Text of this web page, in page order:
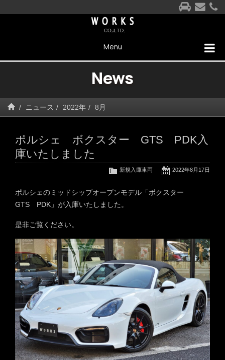
Menu
News
ニュース 2022年 8月
ポルシェ ボクスター GTS PDK入
庫いたしました
2022年8月17日
新規入庫車両
ポルシェのミッドシップオープンモデル「ボクスター
GTS PDK」が入庫いたしました。
是非ご覧ください。